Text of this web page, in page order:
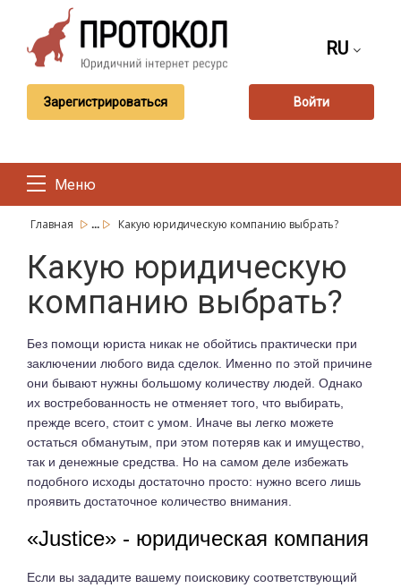
RU
Зарегистрироваться Войти
Меню
Главная ... Какую юридическую компанию выбрать?
Какую юридическую
компанию выбрать?
Без помощи юриста никак не обойтись практически при
заключении любого вида сделок. Именно по этой причине
они бывают нужны большому количеству людей. Однако
их востребованность не отменяет того, что выбирать,
прежде всего, стоит с умом. Иначе вы легко можете
остаться обманутым, при этом потеряв как и имущество,
так и денежные средства. Но на самом деле избежать
подобного исходы достаточно просто: нужно всего лишь
проявить достаточное количество внимания.
«Justice» - юридическая компания
Если вы зададите вашему поисковику соответствующий